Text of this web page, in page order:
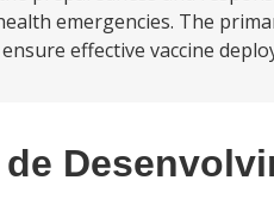
emergencies. The
effective vaccine